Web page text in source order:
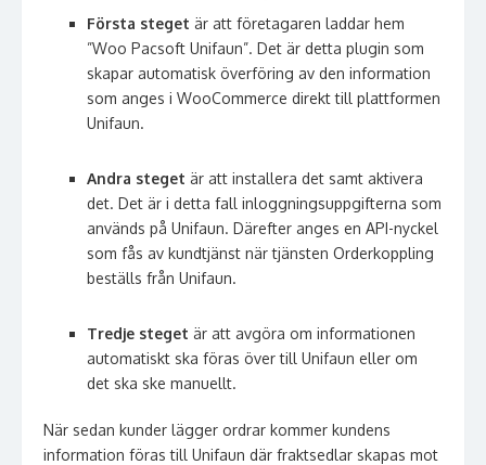
Första steget är att företagaren laddar hem
”Woo Pacsoft Unifaun”. Det är detta plugin som
skapar automatisk överföring av den information
som anges i WooCommerce direkt till plattformen
Unifaun.
Andra steget är att installera det samt aktivera
det. Det är i detta fall inloggningsuppgifterna som
används på Unifaun. Därefter anges en API-nyckel
som fås av kundtjänst när tjänsten Orderkoppling
beställs från Unifaun.
Tredje steget är att avgöra om informationen
automatiskt ska föras över till Unifaun eller om
det ska ske manuellt.
När sedan kunder lägger ordrar kommer kundens
information föras till Unifaun där fraktsedlar skapas mot